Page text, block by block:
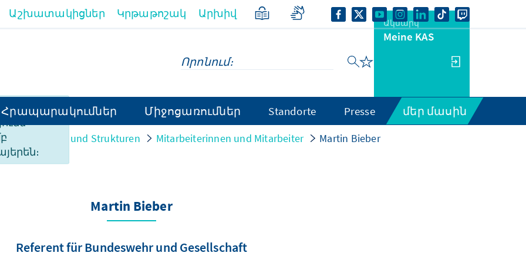
Աշխատակիցներ Կրթաթոշակ Արխիվ
Ակնարկ
Meine KAS
Հրապարակումներ Միջոցառումներ Standorte Presse մեր մասին
Personen und Strukturen Mitarbeiterinnen und Mitarbeiter Martin Bieber
Martin Bieber
Referent für Bundeswehr und Gesellschaft